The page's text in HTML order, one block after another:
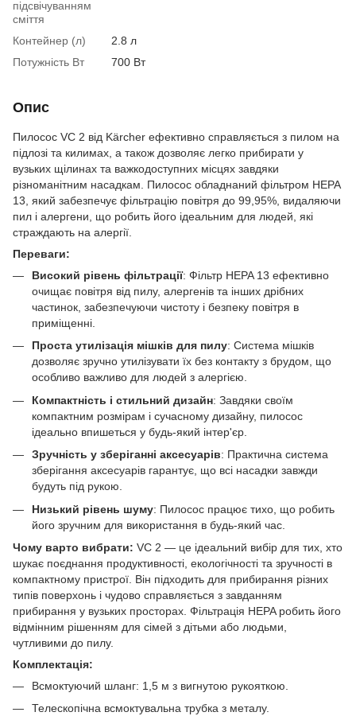
підсвічуванням
сміття
Контейнер (л)
2.8 л
Потужність Вт
700 Вт
Опис
Пилосос VC 2 від Kärcher ефективно справляється з пилом на
підлозі та килимах, а також дозволяє легко прибирати у
вузьких щілинах та важкодоступних місцях завдяки
різноманітним насадкам. Пилосос обладнаний фільтром HEPA
13, який забезпечує фільтрацію повітря до 99,95%, видаляючи
пил і алергени, що робить його ідеальним для людей, які
страждають на алергії.
Переваги:
Високий рівень фільтрації: Фільтр HEPA 13 ефективно
очищає повітря від пилу, алергенів та інших дрібних
частинок, забезпечуючи чистоту і безпеку повітря в
приміщенні.
Проста утилізація мішків для пилу: Система мішків
дозволяє зручно утилізувати їх без контакту з брудом, що
особливо важливо для людей з алергією.
Компактність і стильний дизайн: Завдяки своїм
компактним розмірам і сучасному дизайну, пилосос
ідеально впишеться у будь-який інтер'єр.
Зручність у зберіганні аксесуарів: Практична система
зберігання аксесуарів гарантує, що всі насадки завжди
будуть під рукою.
Низький рівень шуму: Пилосос працює тихо, що робить
його зручним для використання в будь-який час.
Чому варто вибрати: VC 2 — це ідеальний вибір для тих, хто
шукає поєднання продуктивності, екологічності та зручності в
компактному пристрої. Він підходить для прибирання різних
типів поверхонь і чудово справляється з завданням
прибирання у вузьких просторах. Фільтрація HEPA робить його
відмінним рішенням для сімей з дітьми або людьми,
чутливими до пилу.
Комплектація:
Всмоктуючий шланг: 1,5 м з вигнутою рукояткою.
Телескопічна всмоктувальна трубка з металу.